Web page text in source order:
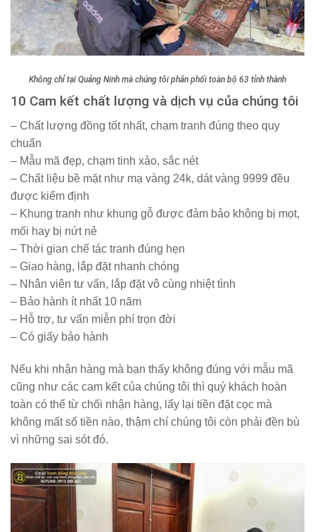
Không chỉ tại Quảng Ninh mà chúng tôi phân phối toàn bộ 63 tỉnh thành
10 Cam kết chất lượng và dịch vụ của chúng tôi
– Chất lượng đồng tốt nhất, chạm tranh đúng theo quy
chuẩn
– Mẫu mã đẹp, chạm tinh xảo, sắc nét
– Chất liệu bề mặt như mạ vàng 24k, dát vàng 9999 đều
được kiểm định
– Khung tranh như khung gỗ được đảm bảo không bị mọt,
mối hay bị nứt nẻ
– Thời gian chế tác tranh đúng hẹn
– Giao hàng, lắp đặt nhanh chóng
– Nhân viên tư vấn, lắp đặt vô cùng nhiệt tình
– Bảo hành ít nhất 10 năm
– Hỗ trợ, tư vấn miễn phí trọn đời
– Có giấy bảo hành
Nếu khi nhận hàng mà bạn thấy không đúng với mẫu mã
cũng như các cam kết của chúng tôi thì quý khách hoàn
toàn có thể từ chối nhận hàng, lấy lại tiền đặt cọc mà
không mất số tiền nào, thậm chí chúng tôi còn phải đền bù
vì những sai sót đó.